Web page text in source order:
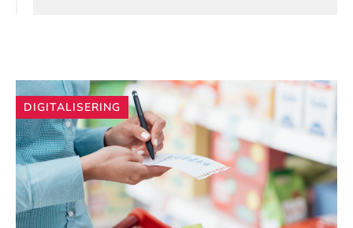
Andere
artikelen
DIGITALISERING